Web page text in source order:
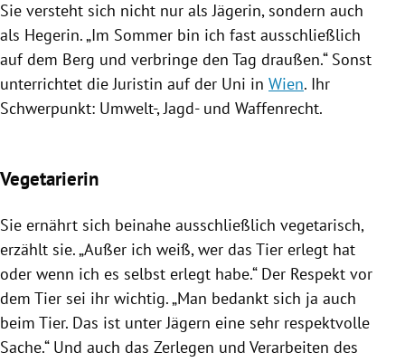
Sie versteht sich nicht nur als Jägerin, sondern auch
als Hegerin. „Im Sommer bin ich fast ausschließlich
auf dem Berg und verbringe den Tag draußen.“ Sonst
unterrichtet die Juristin auf der Uni in Wien. Ihr
Schwerpunkt: Umwelt-, Jagd- und Waffenrecht.
Vegetarierin
Sie ernährt sich beinahe ausschließlich vegetarisch,
erzählt sie. „Außer ich weiß, wer das Tier erlegt hat
oder wenn ich es selbst erlegt habe.“ Der Respekt vor
dem Tier sei ihr wichtig. „Man bedankt sich ja auch
beim Tier. Das ist unter Jägern eine sehr respektvolle
Sache.“ Und auch das Zerlegen und Verarbeiten des